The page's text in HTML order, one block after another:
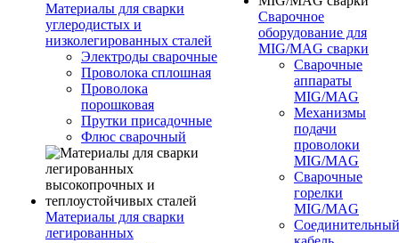
Материалы для сварки
углеродистых и
низколегированных сталей
Электроды сварочные
Проволока сплошная
Проволока
порошковая
Прутки присадочные
Флюс сварочный
Материалы для сварки
легированных
Сварочное
оборудование для
MIG/MAG сварки
Сварочные
аппараты
MIG/MAG
Механизмы
подачи
проволоки
MIG/MAG
Сварочные
горелки
MIG/MAG
Соединительный